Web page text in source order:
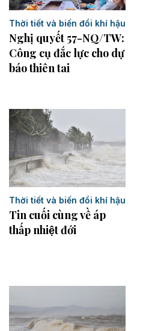
Thời tiết và biến đổi khí hậu
Nghị quyết 57-NQ/TW:
Công cụ đắc lực cho dự
báo thiên tai
Thời tiết và biến đổi khí hậu
Tin cuối cùng về áp
thấp nhiệt đới